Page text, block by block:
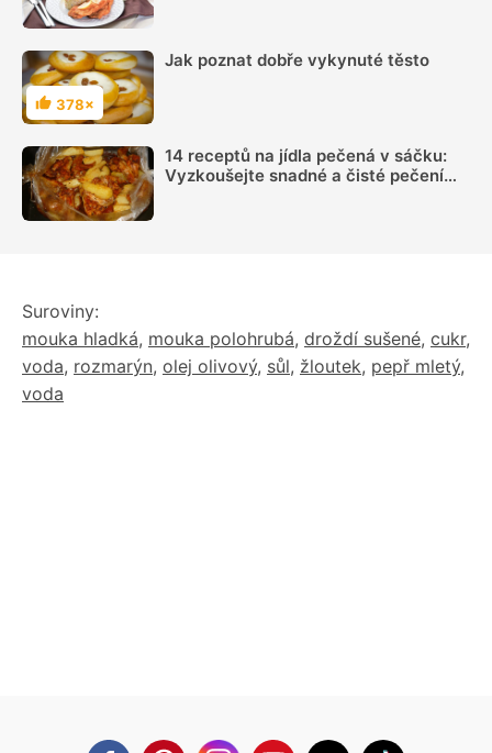
Hodnocení
378×
Jak poznat dobře vykynuté těsto
14 receptů na jídla pečená v sáčku:
Vyzkoušejte snadné a čisté pečení
Suroviny:
mouka hladká, mouka polohrubá, droždí sušené, cukr,
voda, rozmarýn, olej olivový, sůl, žloutek, pepř mletý,
voda